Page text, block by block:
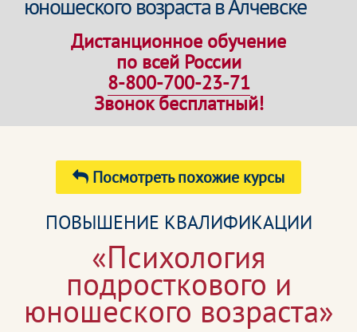
юношеского возраста в Алчевске
Дистанционное обучение
по всей России
8-800-700-23-71
Звонок бесплатный!
Посмотреть похожие курсы
ПОВЫШЕНИЕ КВАЛИФИКАЦИИ
«Психология
подросткового и
юношеского возраста»